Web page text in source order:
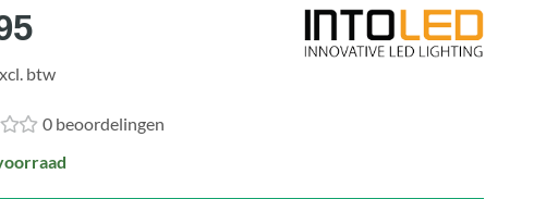
btw
0 beoordelingen